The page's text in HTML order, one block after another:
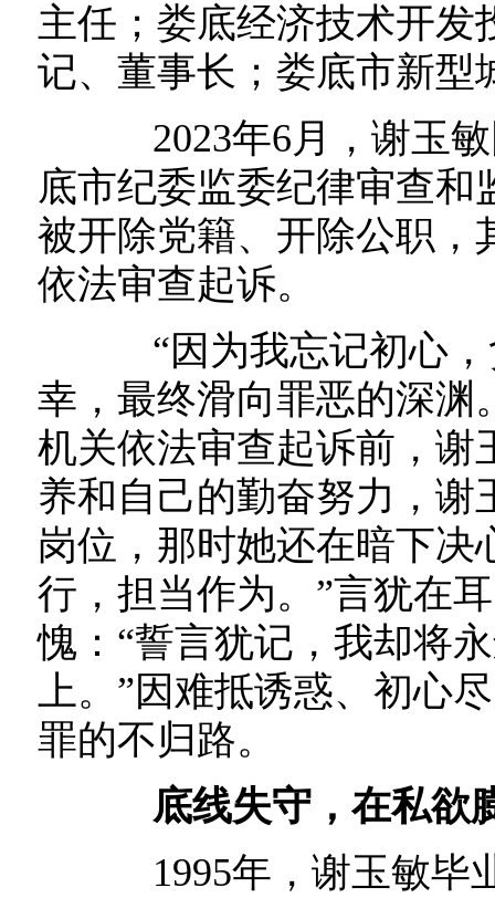
主任；娄底经济技术开发
记、董事长；娄底市新型
2023年6月，谢玉敏
底市纪委监委纪律审查和
被开除党籍、开除公职，
依法审查起诉。
“因为我忘记初心，
幸，最终滑向罪恶的深渊
机关依法审查起诉前，谢
养和自己的勤奋努力，谢
岗位，那时她还在暗下决
行，担当作为。”言犹在
愧：“誓言犹记，我却将
上。”因难抵诱惑、初心
罪的不归路。
底线失守，在私欲
1995年，谢玉敏毕